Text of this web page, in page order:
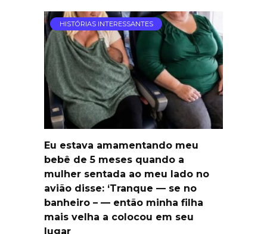
HISTÓRIAS INTERESSANTES
Eu estava amamentando meu
bebê de 5 meses quando a
mulher sentada ao meu lado no
avião disse: ‘Tranque — se no
banheiro – — então minha filha
mais velha a colocou em seu
lugar